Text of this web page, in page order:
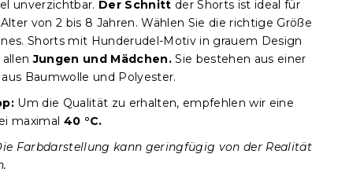
unverzichtbar. Der Schnitt der Shorts ist ideal für
von 2 bis 8 Jahren. Wählen Sie die richtige Größe
Shorts mit Hunderudel-Motiv in grauem Design
allenJungen und Mädchen. Sie bestehen aus einer
Baumwolle und Polyester.
Um die Qualität zu erhalten, empfehlen wir eine
maximal 40 °C.
Farbdarstellung kann geringfügig von der Realität